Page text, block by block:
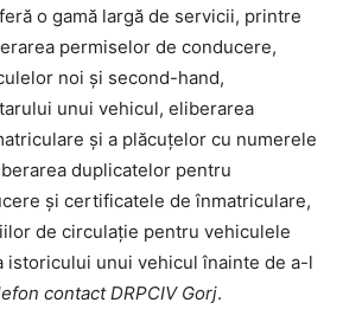
o gamă largă de servicii, printre
permiselor de conducere,
noi și second-hand,
unui vehicul, eliberarea
și a plăcuțelor cu numerele
duplicatelor pentru
și certificatele de înmatriculare,
de circulație pentru vehiculele
istoricului unui vehicul înainte de a-l
contact DRPCIV Gorj.